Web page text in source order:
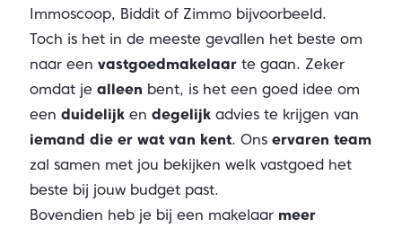
Immoscoop, Biddit of Zimmo bijvoorbeeld.
Toch is het in de meeste gevallen het beste om
naar een vastgoedmakelaarte gaan. Zeker
omdat je alleen bent, is het een goed idee om
een duidelijken degelijkadvies te krijgen van
iemand die er wat van kent. Ons ervaren team
zal samen met jou bekijken welk vastgoed het
beste bij jouw budget past.
Bovendien heb je bij een makelaar meer